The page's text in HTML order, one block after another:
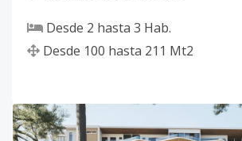
Desde 2 hasta 3 Hab.
Desde 100 hasta 211 Mt2